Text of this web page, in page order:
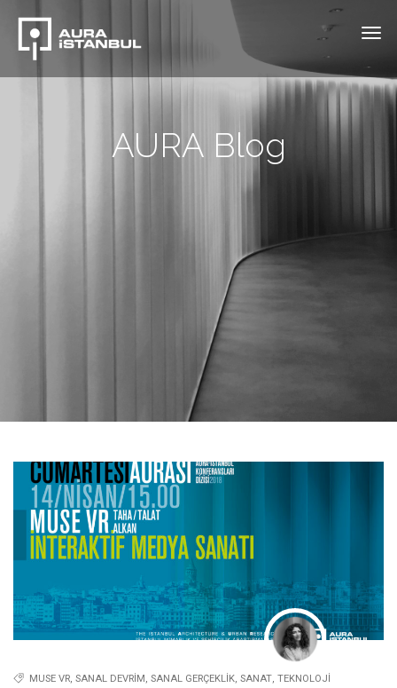
AURA Blog
MUSE VR SANAL DEVRIM SANAL GERÇEKLIK SANAT TEKNOLOJI